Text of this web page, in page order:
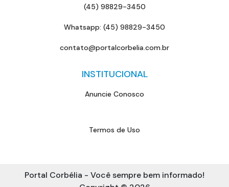
(45) 98829-3450
Whatsapp: (45) 98829-3450
contato@portalcorbelia.com.br
INSTITUCIONAL
Anuncie Conosco
Termos de Uso
Portal Corbélia - Você sempre bem informado!